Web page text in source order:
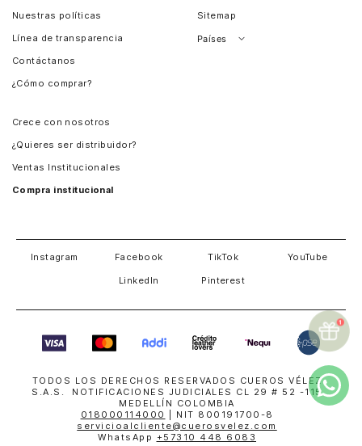
Nuestras políticas
Línea de transparencia
Contáctanos
¿Cómo comprar?
Sitemap
Países
Crece con nosotros
¿Quieres ser distribuidor?
Ventas Institucionales
Compra institucional
Instagram Facebook TikTok YouTube
LinkedIn Pinterest
TODOS LOS DERECHOS RESERVADOS CUEROS VÉLEZ
S.A.S. NOTIFICACIONES JUDICIALES CL 29 # 52 -115
MEDELLÍN COLOMBIA
018000114000
| NIT 800191700-8
servicioalcliente@cuerosvelez.com
WhatsApp +57310 448 6083